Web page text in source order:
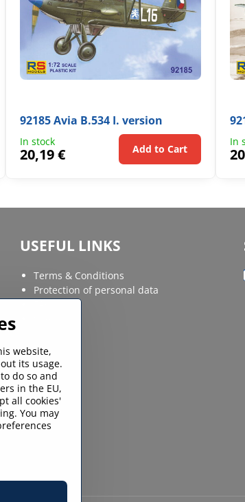
92185 Avia B.534 I. version
In stock
20,19 € Add to Cart
In
USEFUL LINKS
Terms & Conditions
Protection of personal data
website,
its usage.
do so and
in the EU,
all cookies'
You may